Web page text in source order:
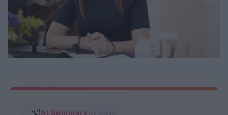
AI Summary by Libre